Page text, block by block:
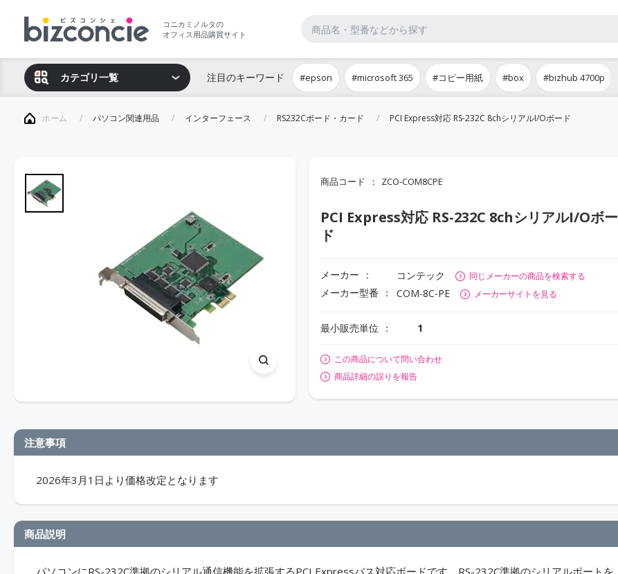
コニカミノルタの
オフィス用品購買サイト
カテゴリ一覧 注目のキーワード #epson #microsoft 365 #コピー用紙 #box #bizhub 4700p
ホーム パソコン関連用品 インターフェース RS232Cボード・カード PCI Express対応 RS-232C 8chシリアルI/Oボード
商品コード ZCO-COM8CPE
PCI Express対応 RS-232C 8chシリアルI/Oボー
ド
メーカー コンテック 同じメーカーの商品を検索する
メーカー型番 COM-8C-PE メーカーサイトを見る
最小販売単位 1
この商品について問い合わせ
商品詳細の誤りを報告
注意事項
2026年3月1日より価格改定となります
商品説明
パソコンにRS-232C準拠のシリアル通信機能を拡張するPCI Expressバス対応ボードです。RS-232C準拠のシリアルポートを